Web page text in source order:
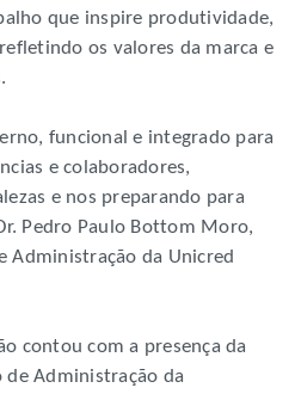
que inspire produtividade,
os valores da marca e
funcional e integrado para
e colaboradores,
e nos preparando para
Pedro Paulo Bottom Moro,
Administração da Unicred
contou com a presença da
de Administração da